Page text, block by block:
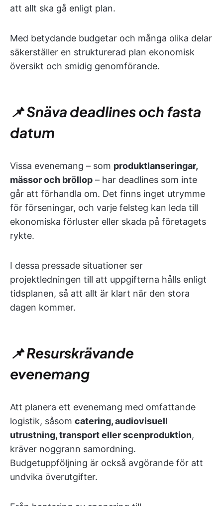
att allt ska gå enligt plan.
Med betydande budgetar och många olika delar
säkerställer en strukturerad plan ekonomisk
översikt och smidig genomförande.
📌 Snäva deadlines och fasta
datum
Vissa evenemang – som produktlanseringar,
mässor och bröllop – har deadlines som inte
går att förhandla om. Det finns inget utrymme
för förseningar, och varje felsteg kan leda till
ekonomiska förluster eller skada på företagets
rykte.
I dessa pressade situationer ser
projektledningen till att uppgifterna hålls enligt
tidsplanen, så att allt är klart när den stora
dagen kommer.
📌 Resurskrävande
evenemang
Att planera ett evenemang med omfattande
logistik, såsom catering, audiovisuell
utrustning, transport eller scenproduktion,
kräver noggrann samordning.
Budgetuppföljning är också avgörande för att
undvika överutgifter.